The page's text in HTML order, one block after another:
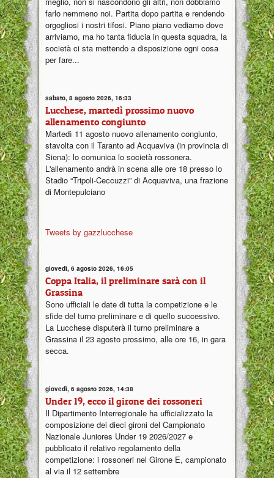
farlo nemmeno noi. Partita dopo partita e rendendo
orgogliosi i nostri tifosi. Piano piano vediamo dove
arriviamo, ma ho tanta fiducia in questa squadra, la
società ci sta mettendo a disposizione ogni cosa
per fare...
sabato, 8 agosto 2026, 16:33
Lucchese, martedì prossimo nuovo
allenamento congiunto
Martedì 11 agosto nuovo allenamento congiunto,
stavolta con il Taranto ad Acquaviva (in provincia di
Siena): lo comunica lo società rossonera.
L'allenamento andrà in scena alle ore 18 presso lo
Stadio “Tripoli-Ceccuzzi” di Acquaviva, una frazione
di Montepulciano
Tweets by gazzlucchese
giovedì, 6 agosto 2026, 16:05
Coppa Italia, il preliminare sarà con il
Grassina
Sono ufficiali le date di tutta la competizione e le
sfide del turno preliminare e di quello successivo.
La Lucchese disputerà il turno preliminare a
Grassina il 23 agosto prossimo, alle ore 16, in gara
secca.
giovedì, 6 agosto 2026, 14:38
Under 19, ecco il girone dei rossoneri
Il Dipartimento Interregionale ha ufficializzato la
composizione dei dieci gironi del Campionato
Nazionale Juniores Under 19 2026/2027 e
pubblicato il relativo regolamento della
competizione: i rossoneri nel Girone E, campionato
al via il 12 settembre